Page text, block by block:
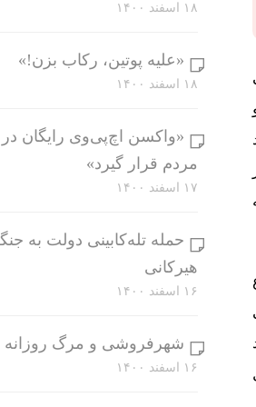
۱۸ اسفند ۱۴۰۰
«علیه پوتین، رکاب بزن!»
۱۸ اسفند ۱۴۰۰
«واکسن اچ‌پی‌وی رایگان
مردم قرار گیرد»
۱۷ اسفند ۱۴۰۰
حمله تله‌کابینی دولت به
هیرکانی
۱۶ اسفند ۱۴۰۰
شهرفروشی و مرگ روزانه
۱۶ اسفند ۱۴۰۰